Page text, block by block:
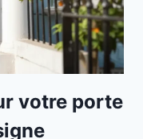
votre porte